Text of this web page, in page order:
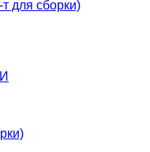
для сборки)